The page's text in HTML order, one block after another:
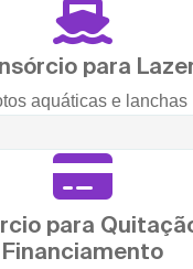
para
aquáticas e lanchas
para
Financiamento